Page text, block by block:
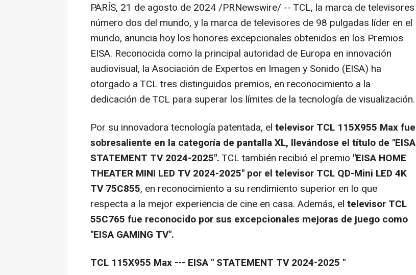
PARÍS, 21 de agosto de 2024/PRNewswire/ -- TCL, la marca de televisores
número dos del mundo, y la marca de televisores de 98 pulgadas líder en el
mundo, anuncia hoy los honores excepcionales obtenidos en los Premios
EISA. Reconocida como la principal autoridad de Europa en innovación
audiovisual, la Asociación de Expertos en Imagen y Sonido (EISA) ha
otorgado a TCL tres distinguidos premios, en reconocimiento a la
dedicación de TCL para superar los límites de la tecnología de visualización.
Por su innovadora tecnología patentada, el televisor TCL 115X955 Max fue
sobresaliente en la categoría de pantalla XL, llevándose el título de "EISA
STATEMENT TV 2024-2025".TCL también recibió el premio "EISA HOME
THEATER MINI LED TV 2024-2025" por el televisor TCL QD-Mini LED 4K
TV 75C855, en reconocimiento a su rendimiento superior en lo que
respecta a la mejor experiencia de cine en casa. Además, el televisor TCL
55C765 fue reconocido por sus excepcionales mejoras de juego como
"EISA GAMING TV".
TCL 115X955 Max --- EISA " STATEMENT TV 2024-2025 "